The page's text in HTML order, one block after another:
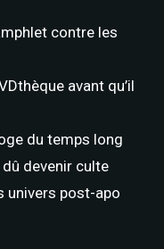
contre les
avant qu’il
du temps long
devenir culte
univers post-apo